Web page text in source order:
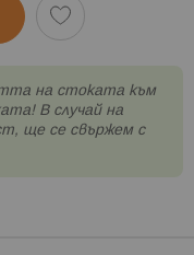
на стоката към
В случай на
ще се свържем с